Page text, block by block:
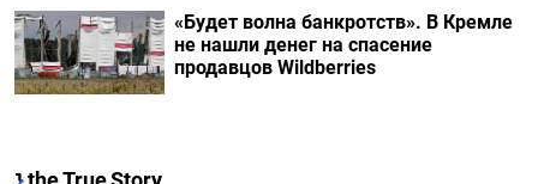
«Будет волна банкротств». В Кремле
не нашли денег на спасение
продавцов Wildberries